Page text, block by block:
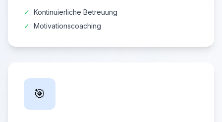
✓ Kontinuierliche Betreuung
✓ Motivationscoaching
🎯